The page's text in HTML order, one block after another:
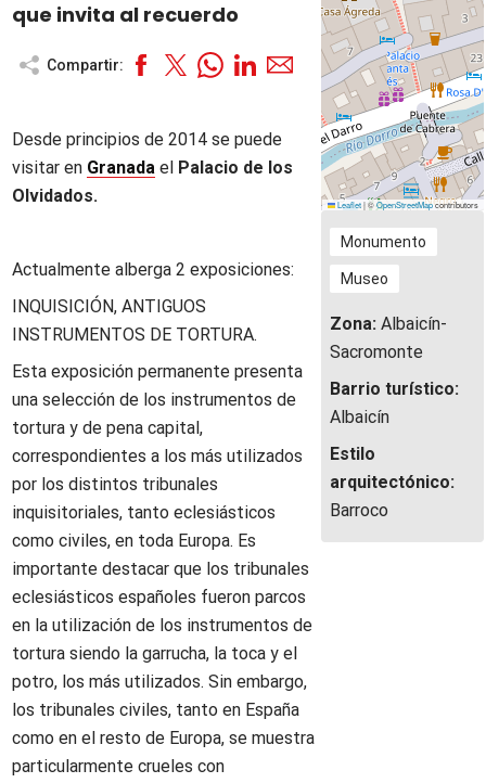
que invita al recuerdo
Compartir:
Desde principios de 2014 se puede
visitar en Granada el Palacio de los
Olvidados.
Actualmente alberga 2 exposiciones:
INQUISICIÓN, ANTIGUOS
INSTRUMENTOS DE TORTURA.
Esta exposición permanente presenta
una selección de los instrumentos de
tortura y de pena capital,
correspondientes a los más utilizados
por los distintos tribunales
inquisitoriales, tanto eclesiásticos
como civiles, en toda Europa. Es
importante destacar que los tribunales
eclesiásticos españoles fueron parcos
en la utilización de los instrumentos de
tortura siendo la garrucha, la toca y el
potro, los más utilizados. Sin embargo,
los tribunales civiles, tanto en España
como en el resto de Europa, se muestra
particularmente crueles con
Leaflet |©OpenStreetMapcontributors
Monumento
Museo
Zona: Albaicín-
Sacromonte
Barrio turístico:
Albaicín
Estilo
arquitectónico:
Barroco